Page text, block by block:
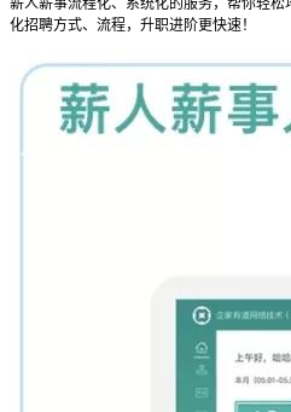
薪人薪事流程化、系统化的服务，帮你轻
化招聘方式、流程，升职进阶更快速！